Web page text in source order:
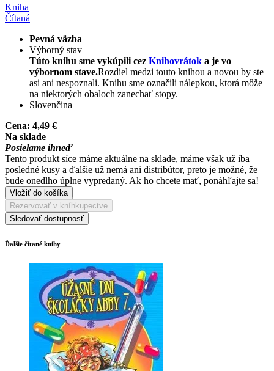
Kniha
Čítaná
Pevná väzba
Výborný stav
Túto knihu sme vykúpili cez Knihovrátok a je vo
výbornom stave.Rozdiel medzi touto knihou a novou by ste
asi ani nespoznali. Knihu sme označili nálepkou, ktorá môže
na niektorých obaloch zanechať stopy.
Slovenčina
Cena: 4,49 €
Na sklade
Posielame ihneď
Tento produkt síce máme aktuálne na sklade, máme však už iba
posledné kusy a ďalšie už nemá ani distribútor, preto je možné, že
bude onedlho úplne vypredaný. Ak ho chcete mať, ponáhľajte sa!
Vložiť do košíka
Rezervovať v kníhkupectve
Sledovať dostupnosť
Ďalšie čítané knihy